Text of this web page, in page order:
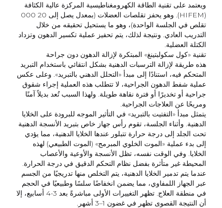
ويعتمد على تقنية الطاقة الكهرومغناطيسية المركزة عالية الكثافة
(HIFEM). وهو يحفز تقلصات العضلات (بمعدل يصل إلى 20 000
تقلص في الجلسة الواحدة)، وهو ما يستحيل تحقيقه من خلال
التدريب العادي. ونتيجة لذلك، يتم تحفيز عملية تكسير الدهون وتزداد
الكتلة العضلية.
تقنية «كول سكولبتينغ» المبتكرة لإزالة الدهون دون جراحة
هذه طريقة لإزالة الترسبات الدهنية بشكل انتقائي باستخدام التبريد
المتحكم فيه، استنادًا إلى مبدأ «التحلل الدهني بالتبريد». وعلى عكس
عملية شفط الدهون الجراحية، لا تتطلب هذه العملية إجراء شقوق
جراحية أو تخديرًا أو فترة نقاهة طويلة. ولهذا السبب تُعد بديلاً آمنًا
ومريحًا عن العلاجات الجراحية.
يتمثل مبدأ «التفتيت بالتبريد» في التأثير الموجه للبرودة على الخلايا
الدهنية. وأثناء الجلسة، تقوم رأس جهاز خاص بتبريد الأنسجة الدهنية
تحت الجلد إلى درجة حرارة تتبلور عندها الخلايا الدهنية، مما يؤدي
إلى بدء عملية «الموت الخلوي المبرمج» (الموت الطبيعي) لهذه
الخلايا. وفي الوقت نفسه، تظل الأنسجة والأوعية والأعصاب
المحيطة غير متأثرة بفضل نظام التحكم الدقيق في درجة الحرارة.
عندما يتم تدمير الخلايا الدهنية، يتم التخلص منها تدريجيًا من الجسم
عبر الجهاز اللمفاوي، مما يضمن انخفاضًا سلسًا وطبيعيًا في الحجم
في منطقة العلاج. تظهر التغييرات الأولى مباشرةً بعد 3-4 أسابيع، إلا
أن النتيجة القصوى تظهر في غضون 1–3 أشهر.